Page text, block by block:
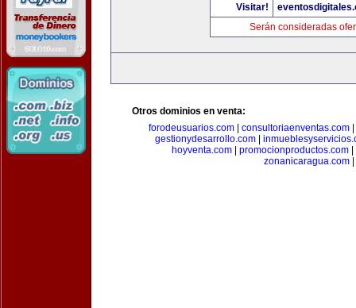
Visitar!
Serán consideradas
Otros dominios en venta:
forodeusuarios.com
consultoriaenventas.com
gestionydesarrollo.com
hoyventa.com| promocionproductos.com|
zonanicaragua.com